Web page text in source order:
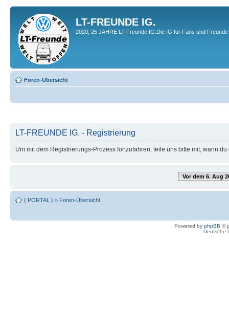
LT-FREUNDE IG.
2020; 25 JAHRE LT-Freunde IG.Die IG für Fans und
Foren-Übersicht
LT-FREUNDE IG. - Registrierung
Um mit dem Registrierungs-Prozess fortzufahren, teile uns bitte mit, wann
Vor dem 6. Aug
{ PORTAL } » Foren-Übersicht
Powered by phpBB ©
Deutsche